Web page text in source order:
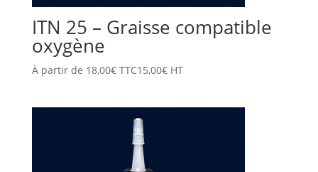
ITN 25 – Graisse compatible
oxygène
À partir de 18,00€TTC15,00€HT